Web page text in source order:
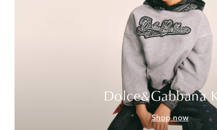
Dolce&Gabbana
Shop now